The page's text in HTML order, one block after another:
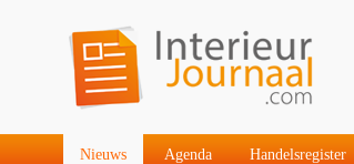
Nieuws Agenda Handelsregister